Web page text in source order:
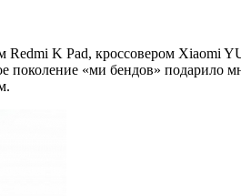
K Pad, кроссовером Xiaomi
«ми бендов» подарило